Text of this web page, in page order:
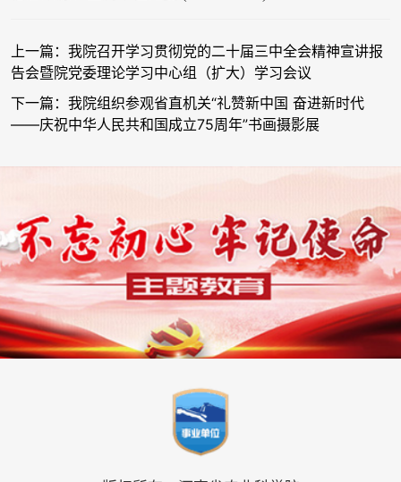
上一篇：我院召开学习贯彻党的二十届三中全会精神宣讲报
告会暨院党委理论学习中心组（扩大）学习会议
下一篇：我院组织参观省直机关“礼赞新中国 奋进新时代
——庆祝中华人民共和国成立75周年”书画摄影展